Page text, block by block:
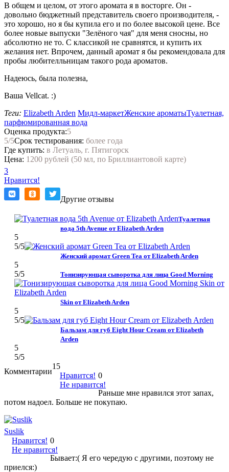
В общем и целом, от этого аромата я в восторге. Он -
довольно бюджетный представитель своего производителя, -
это хорошо, но я бы купила его и по более высокой цене. Все
более новые выпуски "Зелёного чая" для меня сносны, но
абсолютно не то. С классикой не сравнятся, и купить их
желания нет. Впрочем, данный аромат я бы рекомендовала для
пробы любителльницам такого рода ароматов.
Надеюсь, была полезна,
Ваша Vellcat. :)
Теги: Elizabeth Arden Мидл-маркетЖенские ароматыТуалетная,
парфюмированная вода
Оценка продукта:5
5/5Срок тестирования: более года
Где купить: в Летуаль, г. Пятигорск
Цена: 1200 рублей (50 мл, по Бриллиантовой карте)
3
Нравится!
Другие отзывы
Туалетная
вода 5th Avenue от Elizabeth Arden
5
5/5
Женский аромат Green Tea от Elizabeth Arden
5
5/5 Тонизирующая сыворотка для лица Good Morning
Skin от Elizabeth Arden
5
5/5
Бальзам для губ Eight Hour Cream от Elizabeth
Arden
5
5/5
Комментарии
15
Нравится!
Не нравится!
0
Раньше мне нравился этот запах,
потом надоел. Больше не покупаю.
Suslik
Нравится!
Не нравится!
0
Бывает:( Я его чередую с другими, поэтому не
приелся:)